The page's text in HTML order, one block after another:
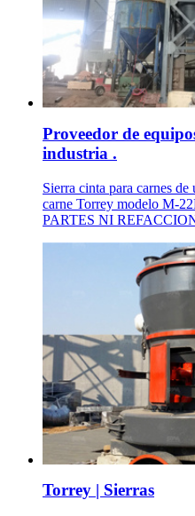
Proveedor de
industria .
Sierra cinta para carnes
carne Torrey modelo M-
PARTES NI
Torrey | Sierras